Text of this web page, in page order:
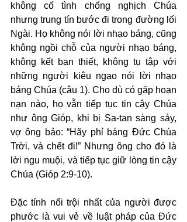
không cố tình chống nghịch Chúa
nhưng trung tín bước đi trong đường lối
Ngài. Họ không nói lời nhạo báng, cũng
không ngồi chỗ của người nhạo báng,
không kết bạn thiết, không tụ tập với
những người kiêu ngạo nói lời nhạo
báng Chúa (câu 1). Cho dù có gặp hoạn
nạn nào, họ vẫn tiếp tục tin cậy Chúa
như ông Gióp, khi bị Sa-tan sàng sảy,
vợ ông bảo: “Hãy phỉ báng Đức Chúa
Trời, và chết đi!” Nhưng ông cho đó là
lời ngu muội, và tiếp tục giữ lòng tin cậy
Chúa (Gióp 2:9-10).
Đặc tính nổi trội nhất của người được
phước là vui vẻ về luật pháp của Đức